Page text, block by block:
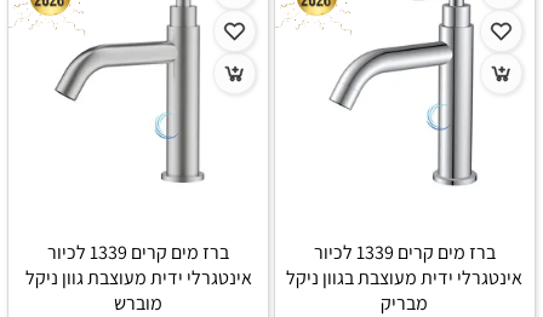
ברז מים קרים 1339 לכיור
אינטגרלי ידית מעוצבת בגוון ניקל
מבריק
ברז מים קרים 1339 לכיור
אינטגרלי ידית מעוצבת גוון ניקל
מוברש